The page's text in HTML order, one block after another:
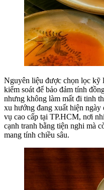
Nguyên liệu được chọn lọc kỹ
kiểm soát để bảo đảm tính
nhưng không làm mất đi tinh
xu hướng đang xuất hiện
vụ cao cấp tại TP.HCM, nơi
cạnh tranh bằng tiện nghi mà
mang tính chiều sâu.